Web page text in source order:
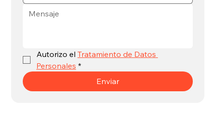
Autorizo el Tratamiento de Datos
Personales *
Enviar